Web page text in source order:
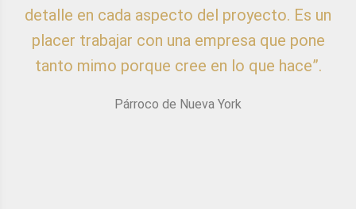
detalle en cada aspecto del proyecto. Es un
placer trabajar con una empresa que pone
tanto mimo porque cree en lo que hace”.
Párroco de Nueva York